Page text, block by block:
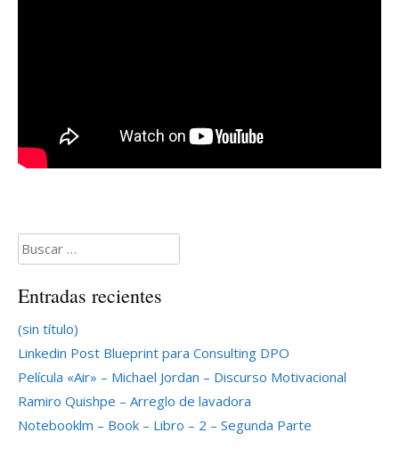
Buscar:
Entradas recientes
(sin título)
Linkedin Post Blueprint para Consulting DPO
Película «Air» – Michael Jordan – Discurso Motivacional
Ramiro Quishpe – Arreglo de lavadora
Notebooklm – Book – Libro – 2 – Segunda Parte